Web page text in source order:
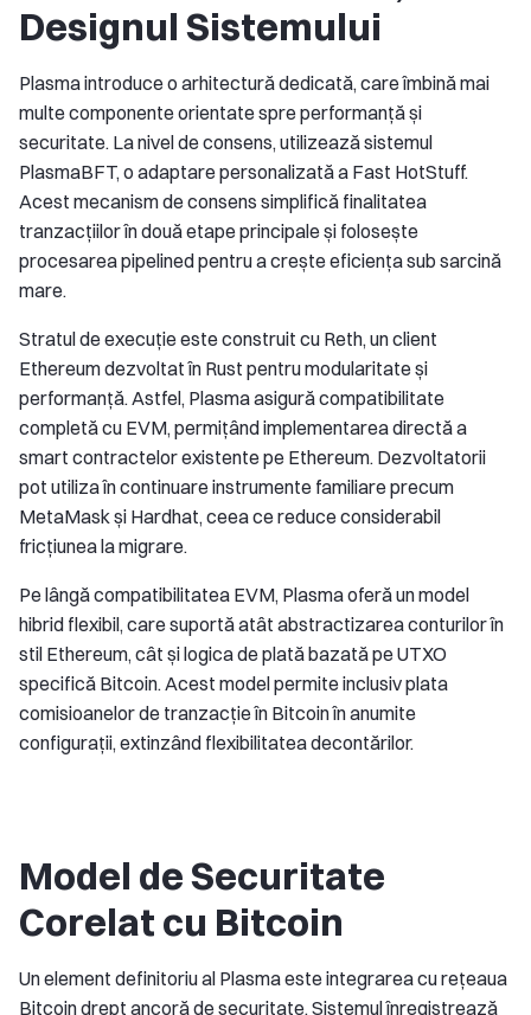
Designul Sistemului
Plasma introduce o arhitectură dedicată, care îmbină mai
multe componente orientate spre performanță și
securitate. La nivel de consens, utilizează sistemul
PlasmaBFT, o adaptare personalizată a Fast HotStuff.
Acest mecanism de consens simplifică finalitatea
tranzacțiilor în două etape principale și folosește
procesarea pipelined pentru a crește eficiența sub sarcină
mare.
Stratul de execuție este construit cu Reth, un client
Ethereum dezvoltat în Rust pentru modularitate și
performanță. Astfel, Plasma asigură compatibilitate
completă cu EVM, permițând implementarea directă a
smart contractelor existente pe Ethereum. Dezvoltatorii
pot utiliza în continuare instrumente familiare precum
MetaMask și Hardhat, ceea ce reduce considerabil
fricțiunea la migrare.
Pe lângă compatibilitatea EVM, Plasma oferă un model
hibrid flexibil, care suportă atât abstractizarea conturilor în
stil Ethereum, cât și logica de plată bazată pe UTXO
specifică Bitcoin. Acest model permite inclusiv plata
comisioanelor de tranzacție în Bitcoin în anumite
configurații, extinzând flexibilitatea decontărilor.
Model de Securitate
Corelat cu Bitcoin
Un element definitoriu al Plasma este integrarea cu rețeaua
Bitcoin drept ancoră de securitate. Sistemul înregistrează